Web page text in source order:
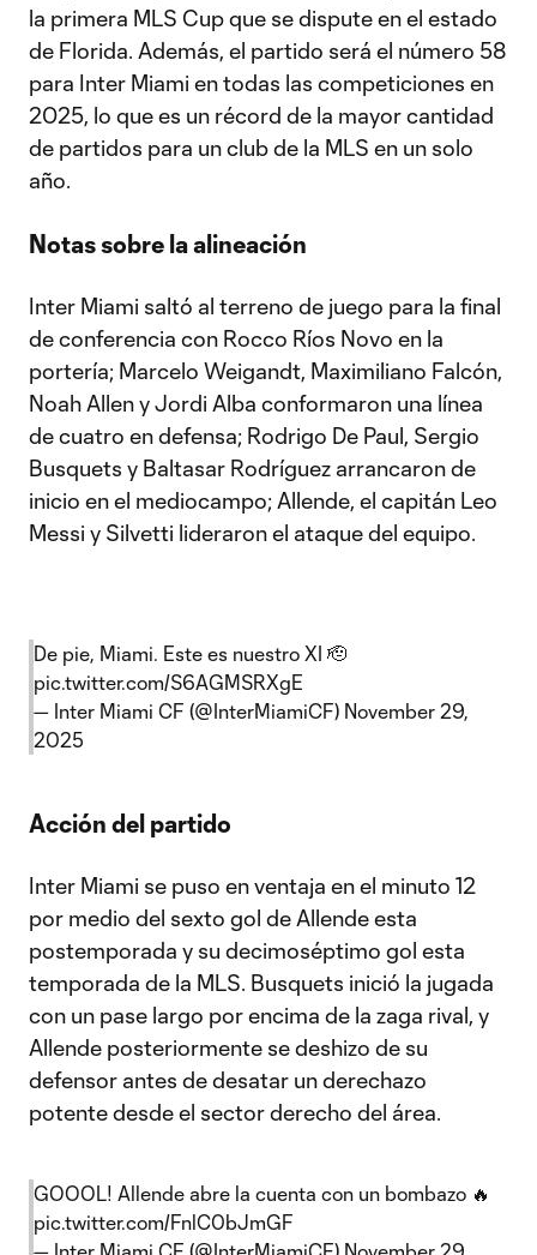
la primera MLS Cup que se dispute en el estado
de Florida. Además, el partido será el número 58
para Inter Miami en todas las competiciones en
2025, lo que es un récord de la mayor cantidad
de partidos para un club de la MLS en un solo
año.
Notas sobre la alineación
Inter Miami saltó al terreno de juego para la final
de conferencia con Rocco Ríos Novo en la
portería; Marcelo Weigandt, Maximiliano Falcón,
Noah Allen y Jordi Alba conformaron una línea
de cuatro en defensa; Rodrigo De Paul, Sergio
Busquets y Baltasar Rodríguez arrancaron de
inicio en el mediocampo; Allende, el capitán Leo
Messi y Silvetti lideraron el ataque del equipo.
De pie, Miami. Este es nuestro XI 🫡
pic.twitter.com/S6AGMSRXgE
— Inter Miami CF (@InterMiamiCF) November 29,
2025
Acción del partido
Inter Miami se puso en ventaja en el minuto 12
por medio del sexto gol de Allende esta
postemporada y su decimoséptimo gol esta
temporada de la MLS. Busquets inició la jugada
con un pase largo por encima de la zaga rival, y
Allende posteriormente se deshizo de su
defensor antes de desatar un derechazo
potente desde el sector derecho del área.
GOOOL! Allende abre la cuenta con un bombazo 🔥
pic.twitter.com/FnlC0bJmGF